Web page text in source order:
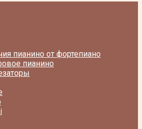
пианино от фортепиано
пианино